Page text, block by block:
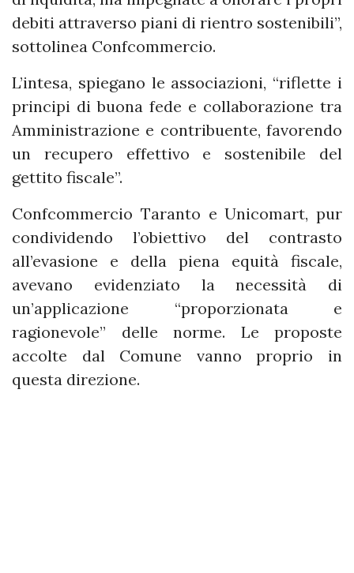
debiti attraverso piani di rientro sostenibili”,
sottolinea Confcommercio.
L’intesa, spiegano le associazioni, “riflette i
principi di buona fede e collaborazione tra
Amministrazione e contribuente, favorendo
un recupero effettivo e sostenibile del
gettito fiscale”.
Confcommercio Taranto e Unicomart, pur
condividendo l’obiettivo del contrasto
all’evasione e della piena equità fiscale,
avevano evidenziato la necessità di
un’applicazione “proporzionata e
ragionevole” delle norme. Le proposte
accolte dal Comune vanno proprio in
questa direzione.